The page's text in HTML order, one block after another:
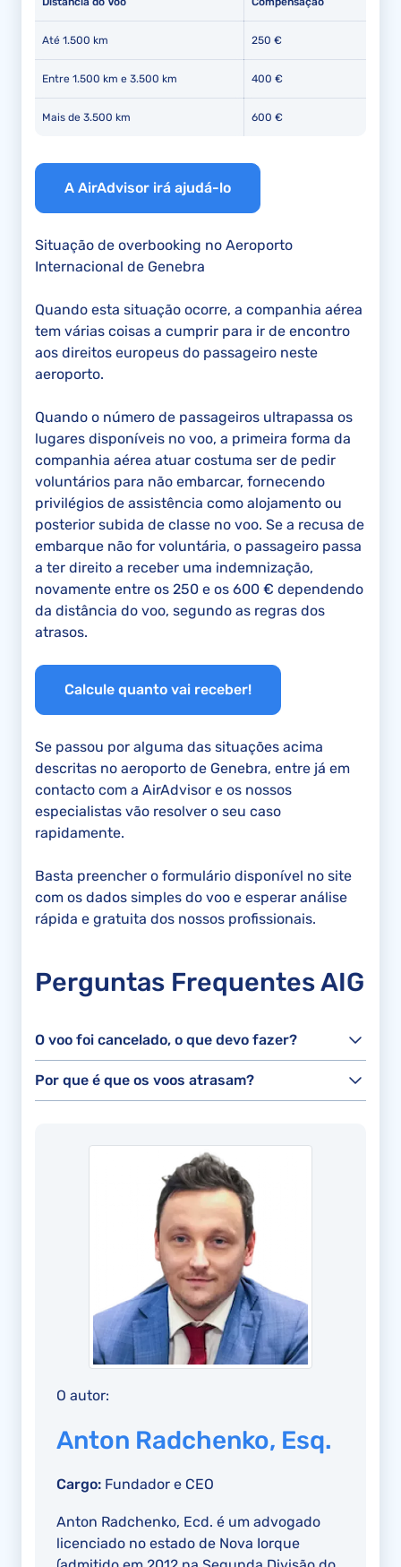
Até 1.500 km 250 €
Entre 1.500 km e 3.500 km 400 €
Mais de 3.500 km 600 €
A AirAdvisor irá ajudá-lo
Situação de overbooking no Aeroporto
Internacional de Genebra
Quando esta situação ocorre, a companhia aérea
tem várias coisas a cumprir para ir de encontro
aos direitos europeus do passageiro neste
aeroporto.
Quando o número de passageiros ultrapassa os
lugares disponíveis no voo, a primeira forma da
companhia aérea atuar costuma ser de pedir
voluntários para não embarcar, fornecendo
privilégios de assistência como alojamento ou
posterior subida de classe no voo. Se a recusa de
embarque não for voluntária, o passageiro passa
a ter direito a receber uma indemnização,
novamente entre os 250 e os 600 € dependendo
da distância do voo, segundo as regras dos
atrasos.
Calcule quanto vai receber!
Se passou por alguma das situações acima
descritas no aeroporto de Genebra, entre já em
contacto com a AirAdvisor e os nossos
especialistas vão resolver o seu caso
rapidamente.
Basta preencher o formulário disponível no site
com os dados simples do voo e esperar análise
rápida e gratuita dos nossos profissionais.
Perguntas Frequentes AIG
O voo foi cancelado, o que devo fazer?
Por que é que os voos atrasam?
O autor:
Anton Radchenko, Esq.
Cargo: Fundador e CEO
Anton Radchenko, Ecd. é um advogado
licenciado no estado de Nova Iorque